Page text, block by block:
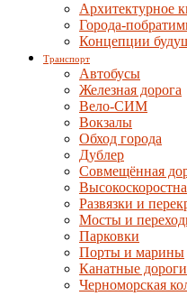
Архитектурное
Города-
Концепции
Транспорт
Автобусы
Железная дорога
Вело-СИМ
Вокзалы
Обход города
Дублер
Совмещённая
Развязки и
Мосты и
Парковки
Порты и марины
Канатные дороги
Черноморская